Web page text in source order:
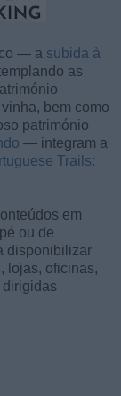
— a subida à
as
bem como
património
— integram a
Trails:
em
ou de
disponibilizar
lojas, oficinas,